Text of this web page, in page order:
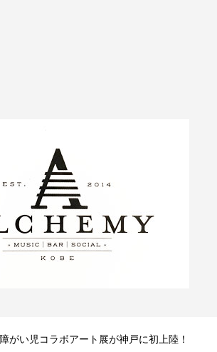
障がい児コラボアート展が神戸に初上陸！